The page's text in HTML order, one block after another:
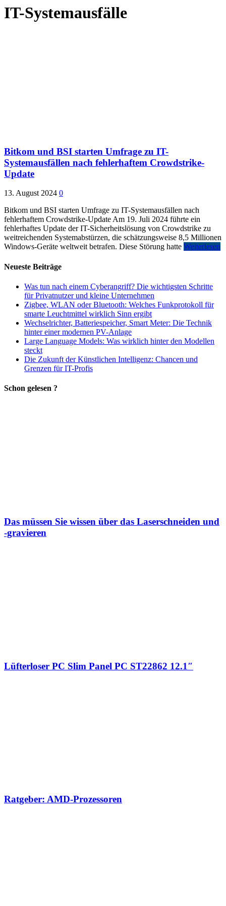
IT-Systemausfälle
Bitkom und BSI starten Umfrage zu IT-
Systemausfällen nach fehlerhaftem Crowdstrike-
Update
13. August 2024 0
Bitkom und BSI starten Umfrage zu IT-Systemausfällen nach
fehlerhaftem Crowdstrike-Update Am 19. Juli 2024 führte ein
fehlerhaftes Update der IT-Sicherheitslösung von Crowdstrike zu
weitreichenden Systemabstürzen, die schätzungsweise 8,5 Millionen
Windows-Geräte weltweit betrafen. Diese Störung hatte Weiterlesen
Neueste Beiträge
Was tun nach einem Cyberangriff? Die wichtigsten Schritte
für Privatnutzer und kleine Unternehmen
Zigbee, WLAN oder Bluetooth: Welches Funkprotokoll für
smarte Leuchtmittel wirklich Sinn ergibt
Wechselrichter, Batteriespeicher, Smart Meter: Die Technik
hinter einer modernen PV-Anlage
Large Language Models: Was wirklich hinter den Modellen
steckt
Die Zukunft der Künstlichen Intelligenz: Chancen und
Grenzen für IT-Profis
Schon gelesen ?
Das müssen Sie wissen über das Laserschneiden und
-gravieren
Lüfterloser PC Slim Panel PC ST22862 12.1″
Ratgeber: AMD-Prozessoren